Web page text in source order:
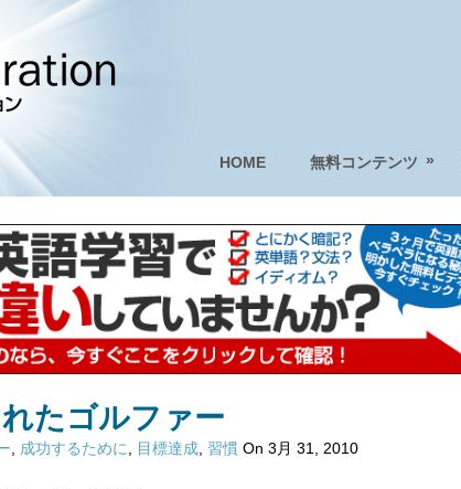
HOME 無料コンテンツ »
たゴルファー
成功するために 目標達成 習慣 On 3月 31, 2010